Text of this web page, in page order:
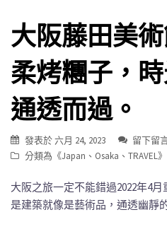
大阪藤田美
柔烤糰子，
通透而過。
發表於六月 24, 2023
留下留
分類為《Japan 、 Osaka 、 TRAVEL》
大阪之旅一定不能錯過2022年4
是建築就像是藝術品，通透幽靜